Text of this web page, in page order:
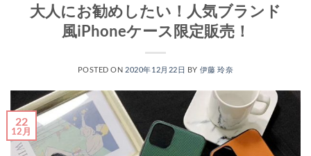
大人にお勧めしたい！人気ブランド
風iPhoneケース限定販売！
POSTED ON 2020年12月22日 BY 伊藤 玲奈
22
12月